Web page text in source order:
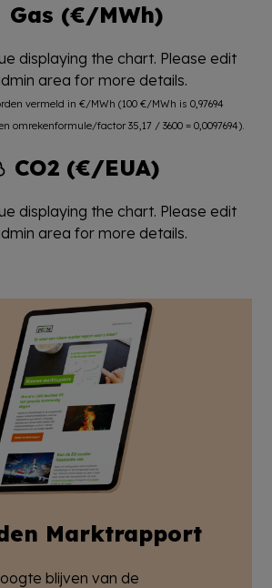
Gas (€/MWh)
displaying the chart. Please edit
area for more details.
vermeld in €/MWh (100 €/MWh is 0,97694
omrekenformule/factor 35,17 / 3600 = 0,0097694).
CO2 (€/EUA)
displaying the chart. Please edit
area for more details.
Marktrapport
blijven van de